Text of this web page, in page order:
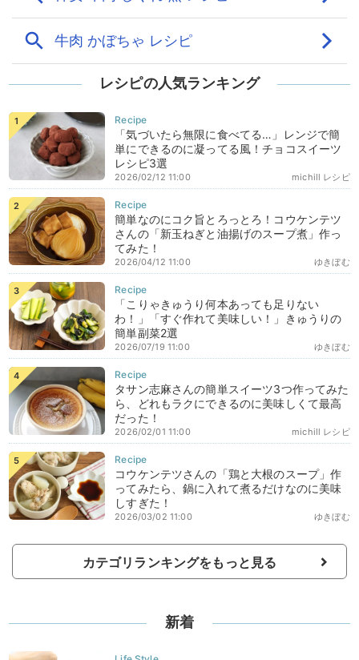
レシピの人気ランキング
「気づいたら無限に食べてる…」レンジで簡
単にできるのに凝ってる風！チョコスイーツ
レシピ3選
michill レシピ
2026/02/12 11:00
簡単なのにコク旨とろっとろ！コウケンテツ
さんの「新玉ねぎと油揚げのスープ煮」作っ
てみた！
ゆきぼむ
2026/04/12 11:00
「こりゃきゅうり何本あっても足りない
わ！」「すぐ作れて美味しい！」きゅうりの
簡単副菜2選
ゆきぼむ
2026/07/19 11:00
タサン志麻さんの簡単スイーツ3つ作ってみた
ら、どれもラクにできるのに美味しくて最高
だった！
michill レシピ
2026/02/01 11:00
コウケンテツさんの「鶏と大根のスープ」作
ってみたら、鍋に入れて煮るだけなのに美味
しすぎた！
ゆきぼむ
2026/03/02 11:00
カテゴリランキングをもっと見る
新着